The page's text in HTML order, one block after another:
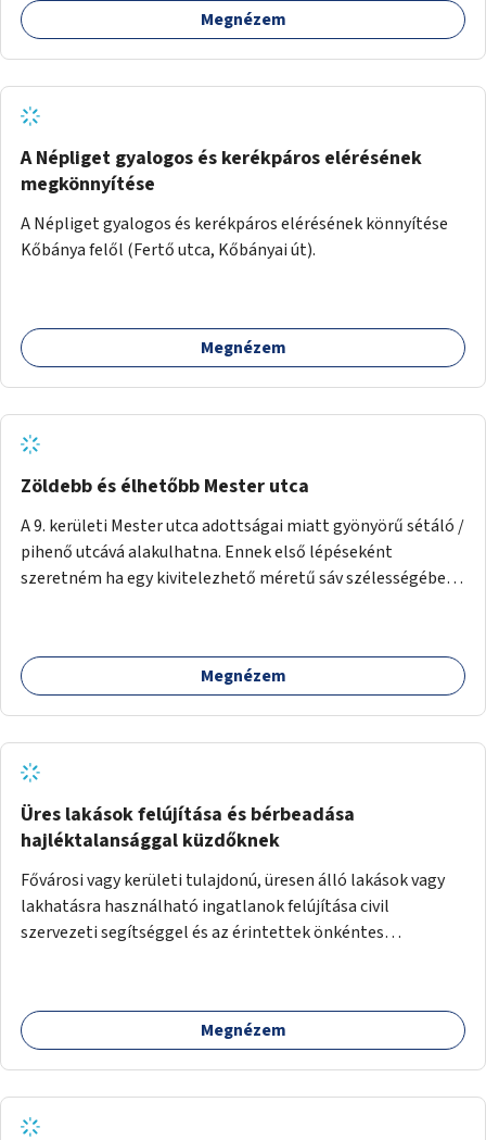
Megnézem
A Népliget gyalogos és kerékpáros elérésének
megkönnyítése
A Népliget gyalogos és kerékpáros elérésének könnyítése
Kőbánya felől (Fertő utca, Kőbányai út).
Megnézem
Zöldebb és élhetőbb Mester utca
A 9. kerületi Mester utca adottságai miatt gyönyörű sétáló /
pihenő utcává alakulhatna. Ennek első lépéseként
szeretném ha egy kivitelezhető méretű sáv szélességében
platán fák között. A lakók, boltok és vendéglátó helyek
együttműködését kérnénk abban, hogy ez a zöld sáv ne
addig, amíg komolyabb forgalomcsillapítások és zöldítések
nem létesülnek a Mester utcában.
Megnézem
Üres lakások felújítása és bérbeadása
hajléktalansággal küzdőknek
Fővárosi vagy kerületi tulajdonú, üresen álló lakások vagy
lakhatásra használható ingatlanok felújítása civil
szervezeti segítséggel és az érintettek önkéntes
Megnézem